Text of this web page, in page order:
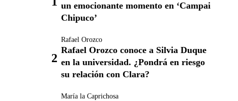
un emocionante momento en ‘Campai
Chipuco’
Rafael Orozco
Rafael Orozco conoce a Silvia Duque
en la universidad. ¿Pondrá en riesgo
su relación con Clara?
María la Caprichosa